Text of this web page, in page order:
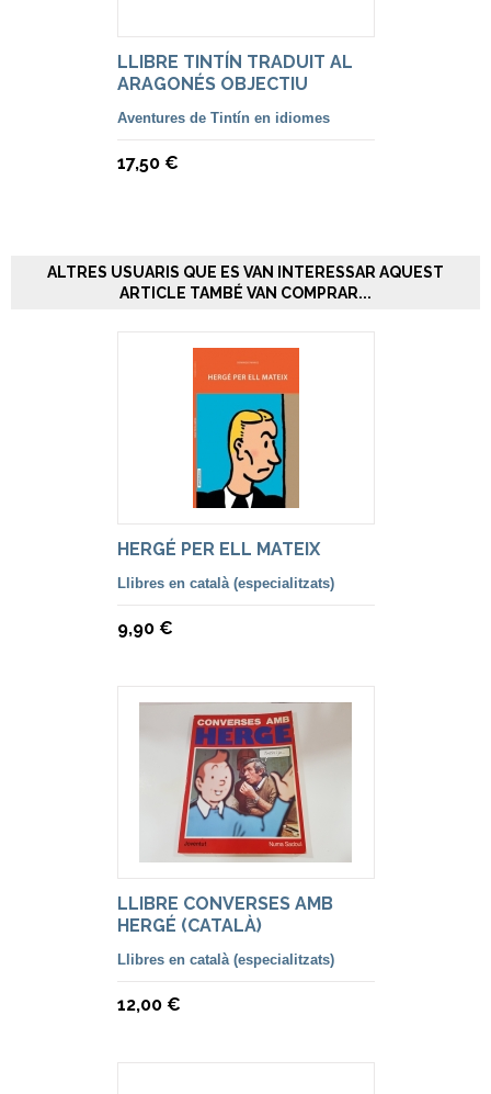
LLIBRE TINTÍN TRADUIT AL
ARAGONÉS OBJECTIU
Aventures de Tintín en idiomes
17,50 €
ALTRES USUARIS QUE ES VAN INTERESSAR AQUEST
ARTICLE TAMBÉ VAN COMPRAR...
HERGÉ PER ELL MATEIX
Llibres en català (especialitzats)
9,90 €
LLIBRE CONVERSES AMB
HERGÉ (CATALÀ)
Llibres en català (especialitzats)
12,00 €